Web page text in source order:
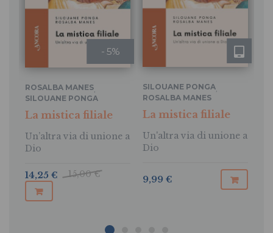
- 5%
ROSALBA MANES,
SILOUANE PONGA
La mistica filiale
Un’altra via di unione a
Dio
15,00 €
14,25 €
SILOUANE PONGA,
ROSALBA MANES
La mistica filiale
Un'altra via di unione a
Dio
9,99 €